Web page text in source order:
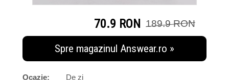
70.9 RON 189.9 RON
Spre magazinul Answear.ro »
Ocazie: De zi